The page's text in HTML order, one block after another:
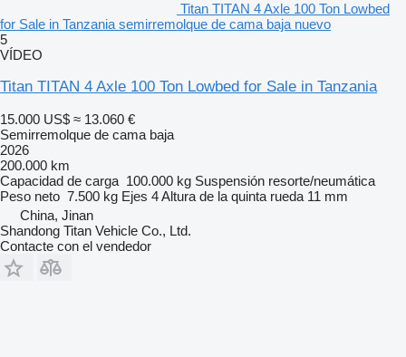
Titan TITAN 4 Axle 100 Ton Lowbed
for Sale in Tanzania semirremolque de cama baja nuevo
5
VÍDEO
Titan TITAN 4 Axle 100 Ton Lowbed for Sale in Tanzania
15.000 US$ ≈ 13.060 €
Semirremolque de cama baja
2026
200.000 km
Capacidad de carga 100.000 kg Suspensión resorte/neumática
Peso neto 7.500 kg Ejes 4Altura de la quinta rueda 11 mm
China, Jinan
Shandong Titan Vehicle Co., Ltd.
Contacte con el vendedor